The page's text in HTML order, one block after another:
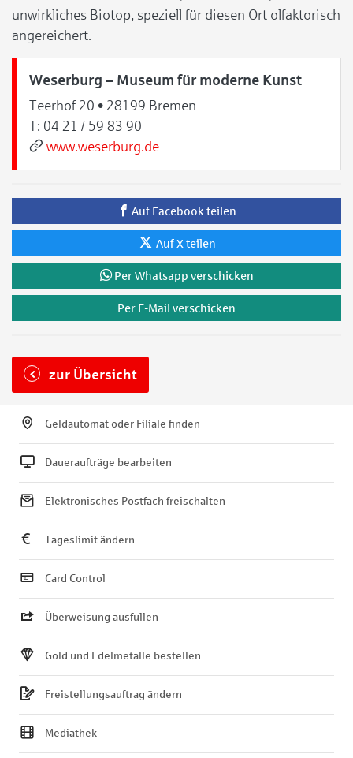
unwirkliches Biotop, speziell für diesen Ort olfaktorisch
angereichert.
Weserburg – Museum für moderne Kunst
Teerhof 20 • 28199 Bremen
T: 04 21 / 59 83 90
www.weserburg.de
Auf Facebook teilen
Auf X teilen
Per Whatsapp verschicken
Per E-Mail verschicken
zur Übersicht
Geldautomat oder Filiale finden
Daueraufträge bearbeiten
Elektronisches Postfach freischalten
Tageslimit ändern
Card Control
Überweisung ausfüllen
Gold und Edelmetalle bestellen
Freistellungsauftrag ändern
Mediathek